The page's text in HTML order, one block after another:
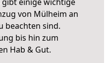
von Mülheim an
beachten sind.
bis hin zum
Hab & Gut.